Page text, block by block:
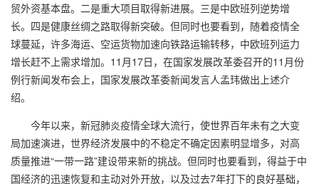
贸外资基本盘。二是重大项目取得新进展。三是中欧班列逆势增
长。四是健康丝绸之路取得新突破。但同时也要看到，随着疫情全
球蔓延，许多海运、空运货物加速向铁路运输转移，中欧班列运力
增长赶不上需求增加。11月17日，在国家发展改革委召开的11月份
例行新闻发布会上，国家发展改革委新闻发言人孟玮做出上述介
绍。
今年以来，新冠肺炎疫情全球大流行，使世界百年未有之大变
局加速演进，世界经济发展中的不稳定不确定因素明显增多，对高
质量推进“一带一路”建设带来新的挑战。但同时也要看到，得益于中
国经济的迅速恢复和主动对外开放，以及过去7年打下的良好基础，